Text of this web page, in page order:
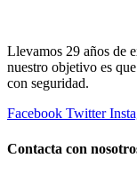
Llevamos 29 años de
nuestro objetivo es
con seguridad.
Facebook Twitter
Contacta con